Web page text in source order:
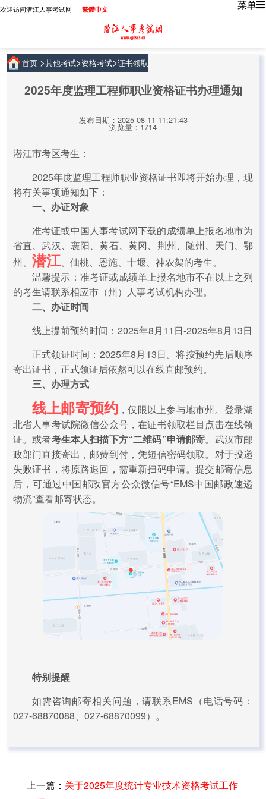
欢迎访问潜江人事考试网 ｜ 繁體中文 菜单
首页 >其他考试>资格考试>证书领取
2025年度监理工程师职业资格证书办理通知
发布日期：2025-08-11 11:21:43
浏览量：1714
潜江市考区考生：
2025年度监理工程师职业资格证书即将开始办理，现
将有关事项通知如下：
一、办证对象
准考证或中国人事考试网下载的成绩单上报名地市为
省直、武汉、襄阳、黄石、黄冈、荆州、随州、天门、鄂
州、 潜江、仙桃、恩施、十堰、神农架的考生。
温馨提示：准考证或成绩单上报名地市不在以上之列
的考生请联系相应市（州）人事考试机构办理。
二、办证时间
线上提前预约时间：2025年8月11日-2025年8月13日
正式领证时间：2025年8月13日。将按预约先后顺序
寄出证书，正式领证后依然可以在线直邮预约。
三、办理方式
线上邮寄预约 ，仅限以上参与地市州。登录湖
北省人事考试院微信公众号，在证书领取栏目点击在线领
证。或者考生本人扫描下方“二维码”申请邮寄。武汉市邮
政部门直接寄出，邮费到付，凭短信密码领取。对于投递
失败证书，将原路退回，需重新扫码申请。提交邮寄信息
后，可通过中国邮政官方公众微信号“EMS中国邮政速递
物流”查看邮寄状态。
特别提醒
如需咨询邮寄相关问题，请联系EMS（电话号码：
027-68870088、027-68870099）。
上一篇： 关于2025年度统计专业技术资格考试工作